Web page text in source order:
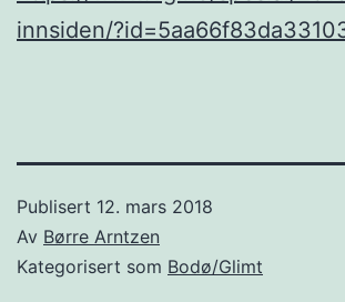
innsiden/
Publisert 12. mars 2018
Av Børre Arntzen
Kategorisert som Bodø/Glimt